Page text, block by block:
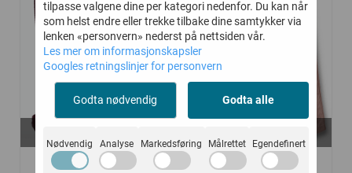
128/134, 92-98
MARMAR
98, 104, 116
WHEAT BUKSE
tilpasse valgene dine per kategori nedenfor. Du kan når
som helst endre eller trekke tilbake dine samtykker via
lenken «personvern» nederst på nettsiden vår.
Les mer om informasjonskapsler
Googles retningslinjer for personvern
Godta nødvendig Godta alle
Nødvendig Analyse Markedsføring Målrettet Egendefinert